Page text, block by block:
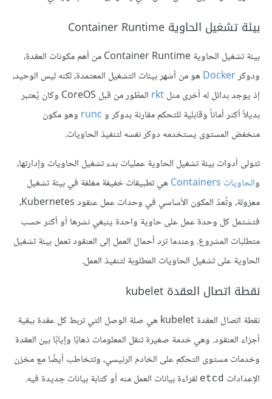
بيئة تشغيل الحاوية Container Runtime
بيئة تشغيل الحاوية Container Runtime من أهم مكونات العقدة،
ودوكرDockerهو من أشهر بيئات التشغيل المعتمدة، لكنه ليس الوحيد،
إذ يوجد بدائل له أخرى مثلrkt
المطُور من قبل CoreOS وكان يُعتبر
بديلاً أكثر أماناً وقابلية للتحكم مقارنة بدوكر وrunc وهو مكون
منخفض المستوى يستخدمه دوكر نفسه لتنفيذ الحاويات.
تتولى أدوات بيئة تشغيل الحاوية عمليات بدء تشغيل الحاويات وإدارتها،
والحاويات Containers
هي تطبيقات خفيفة مغلفة في بيئة تشغيل
معزولة، وتُعدّ المكون الأساسي في وحدات عمل عنقود Kubernetes،
فتشتمل كل وحدة عمل على حاوية واحدة ينبغي نشرها أو أكثر حسب
متطلبات المشروع. وعندما ترد أحمال العمل إلى العنقود تعمل بيئة تشغيل
الحاوية على تشغيل الحاويات المطلوبة لتنفيذ العمل.
نقطة اتصال العقدة kubelet
نقطة اتصال العقدة kubelet هي صلة الوصل التي تربط كل عقدة ببقية
أجزاء العنقود. وهي خدمة صغيرة تنقل المعلومات ذهابًا وإيابًا بين العقدة
وخدمات مستوى التحكم على الخادم الرئيسي، وتتخاطب أيضًا مع مخزن
الإعدادات etcd لقراءة بيانات العمل منه أو كتابة بيانات جديدة فيه.